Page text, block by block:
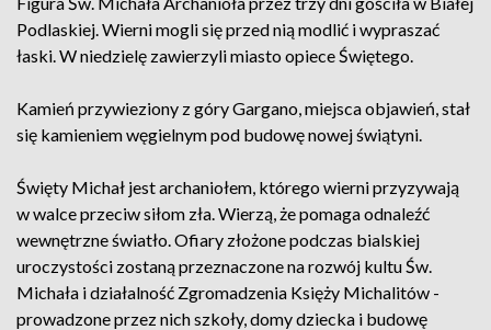
Podlaskiej. Wierni mogli się przed nią modlić i wypraszać
łaski. W niedzielę zawierzyli miasto opiece Świętego.
Kamień przywieziony z góry Gargano, miejsca objawień, stał
się kamieniem węgielnym pod budowę nowej świątyni.
Święty Michał jest archaniołem, którego wierni przyzywają
w walce przeciw siłom zła. Wierzą, że pomaga odnaleźć
wewnętrzne światło. Ofiary złożone podczas bialskiej
uroczystości zostaną przeznaczone na rozwój kultu Św.
Michała i działalność Zgromadzenia Księży Michalitów -
prowadzone przez nich szkoły, domy dziecka i budowę